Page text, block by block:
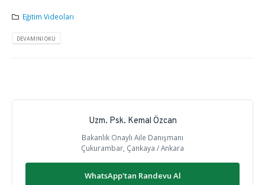
Eğitim Videoları
DEVAMINI OKU
Uzm. Psk. Kemal Özcan
Bakanlık Onaylı Aile Danışmanı
Çukurambar, Çankaya / Ankara
WhatsApp'tan Randevu Al